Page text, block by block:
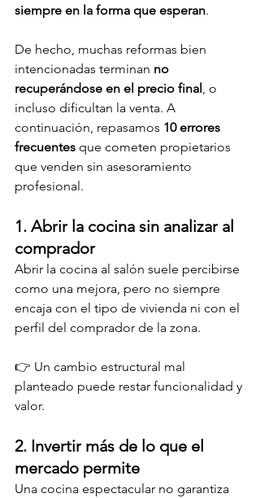
siempre en la forma que esperan.
De hecho, muchas reformas bien
intencionadas terminan no
recuperándose en el precio final , o
incluso dificultan la venta. A
continuación, repasamos 10 errores
frecuentes que cometen propietarios
que venden sin asesoramiento
profesional.
1. Abrir la cocina sin analizar al
comprador
Abrir la cocina al salón suele percibirse
como una mejora, pero no siempre
encaja con el tipo de vivienda ni con el
perfil del comprador de la zona.
👉 Un cambio estructural mal
planteado puede restar funcionalidad y
valor.
2. Invertir más de lo que el
mercado permite
Una cocina espectacular no garantiza